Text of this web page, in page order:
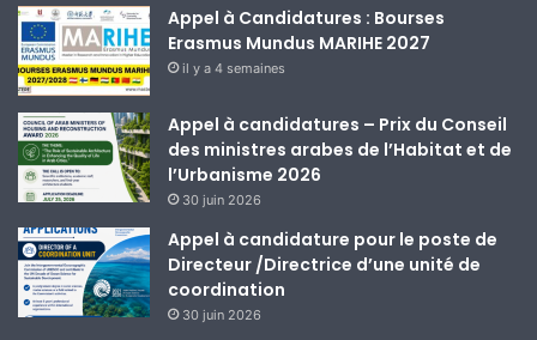
Appel à Candidatures : Bourses
Erasmus Mundus MARIHE 2027
il y a 4 semaines
Appel à candidatures – Prix du Conseil
des ministres arabes de l’Habitat et de
l’Urbanisme 2026
30 juin 2026
Appel à candidature pour le poste de
Directeur /Directrice d’une unité de
coordination
30 juin 2026